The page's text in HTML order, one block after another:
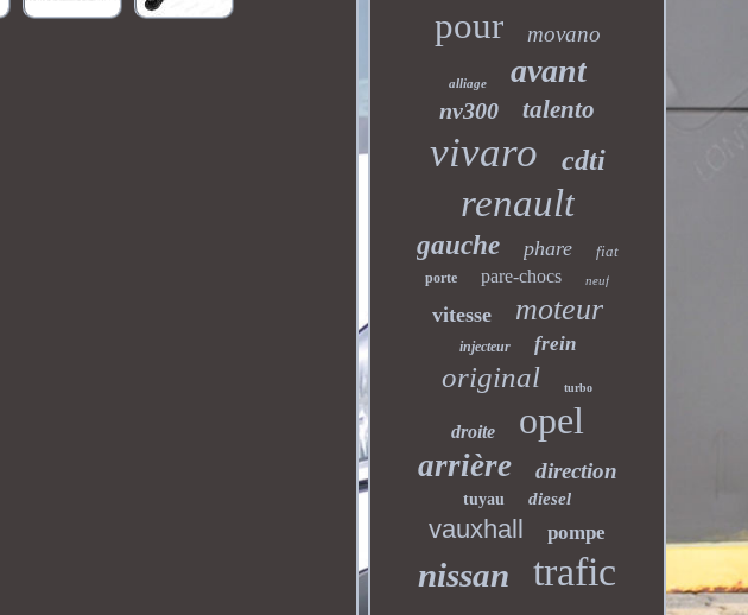
pour movano
alliage avant
nv300 talento
vivaro cdti
renault
gauche phare fiat
porte pare-chocs neuf
vitesse moteur
injecteur frein
original turbo
droite opel
arrière direction
tuyau diesel
vauxhall pompe
nissan trafic